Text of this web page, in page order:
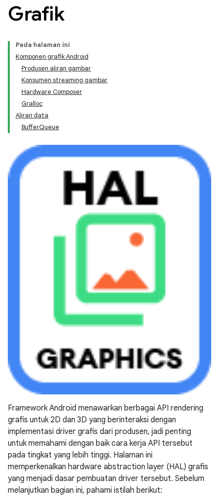
Grafik
Pada halaman ini
Komponen grafik Android
Produsen aliran gambar
Konsumen streaming gambar
Hardware Composer
Gralloc
Aliran data
BufferQueue
Framework Android menawarkan berbagai API rendering
grafis untuk 2D dan 3D yang berinteraksi dengan
implementasi driver grafis dari produsen, jadi penting
untuk memahami dengan baik cara kerja API tersebut
pada tingkat yang lebih tinggi. Halaman ini
memperkenalkan hardware abstraction layer (HAL) grafis
yang menjadi dasar pembuatan driver tersebut. Sebelum
melanjutkan bagian ini, pahami istilah berikut: